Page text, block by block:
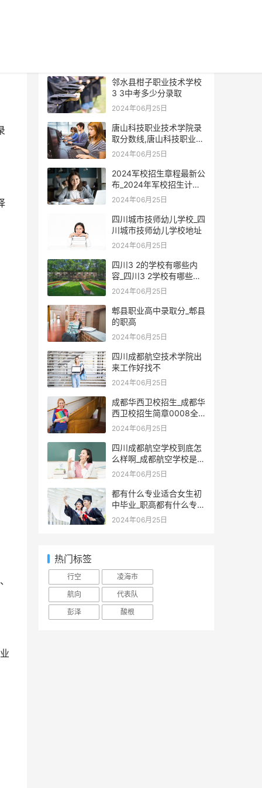
邻水县柑子职业技术学校
3 3中考多少分录取
2024年06月25日
唐山科技职业技术学院录
取分数线,唐山科技职业技
术学院占地面积？
2024年06月25日
2024军校招生章程最新公
布_2024年军校招生计划
0008全讯注册官网
2024年06月25日
四川城市技师幼儿学校_四
川城市技师幼儿学校地址
2024年06月25日
四川3 2的学校有哪些内
容_四川3 2学校有哪些公
立学校
2024年06月25日
郫县职业高中录取分_郫县
的职高
2024年06月25日
四川成都航空技术学院出
来工作好找不
2024年06月25日
成都华西卫校招生_成都华
西卫校招生简章0008全
讯注册官网
2024年06月25日
四川成都航空学校到底怎
么样啊_成都航空学校是本
科还是专科
2024年06月25日
都有什么专业适合女生初
中毕业_职高都有什么专业
适合女生
2024年06月25日
热门标签
行空
凌海市
航向
代表队
彭泽
酸根